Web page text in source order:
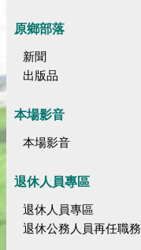
原鄉部落
新聞
出版品
本場影音
本場影音
退休人員專區
退休人員專區
退休公務人員再任職務